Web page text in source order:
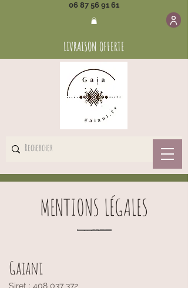
06 87 56 91 61
LIVRAISON OFFERTE
MENTIONS LÉGALES
Gaiani
Siret : 408 037 372